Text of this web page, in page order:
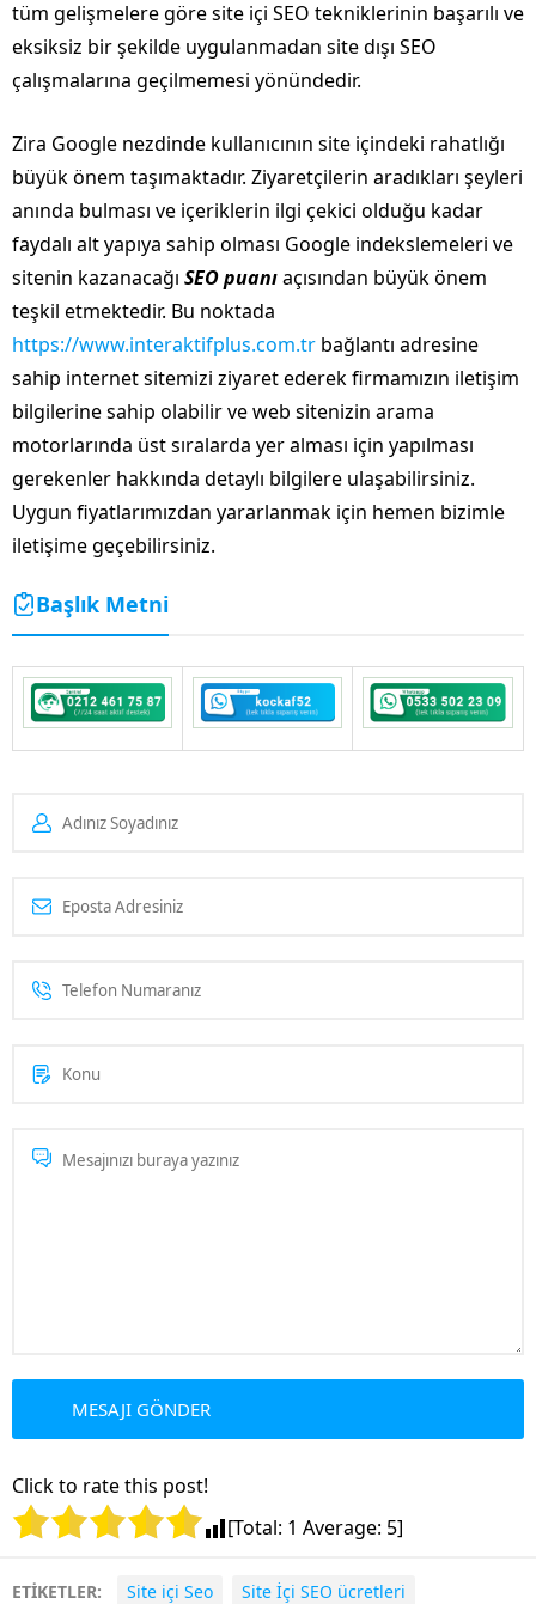
tüm gelişmelere göre site içi SEO tekniklerinin başarılı ve
eksiksiz bir şekilde uygulanmadan site dışı SEO
çalışmalarına geçilmemesi yönündedir.
Zira Google nezdinde kullanıcının site içindeki rahatlığı
büyük önem taşımaktadır. Ziyaretçilerin aradıkları şeyleri
anında bulması ve içeriklerin ilgi çekici olduğu kadar
faydalı alt yapıya sahip olması Google indekslemeleri ve
sitenin kazanacağı SEO puanıaçısından büyük önem
teşkil etmektedir. Bu noktada
https://www.interaktifplus.com.tr bağlantı adresine
sahip internet sitemizi ziyaret ederek firmamızın iletişim
bilgilerine sahip olabilir ve web sitenizin arama
motorlarında üst sıralarda yer alması için yapılması
gerekenler hakkında detaylı bilgilere ulaşabilirsiniz.
Uygun fiyatlarımızdan yararlanmak için hemen bizimle
iletişime geçebilirsiniz.
Başlık Metni
Click to rate this post!
[Total: 1 Average: 5]
ETİKETLER: Site içi Seo
Site İçi SEO ücretleri